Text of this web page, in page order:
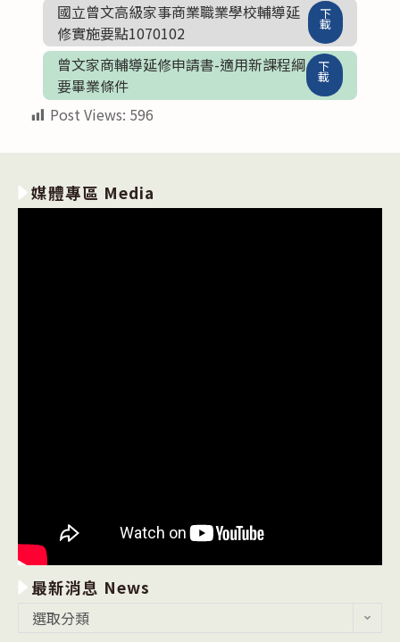
國立曾文高級家事商業職業學校輔導延
修實施要點1070102
下
載
曾文家商輔導延修申請書-適用新課程綱
要畢業條件
下
載
Post Views: 596
媒體專區 Media
最新消息 News
選取分類